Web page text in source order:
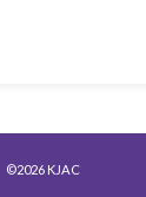
©2026 KJAC